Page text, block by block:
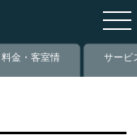
料金・客室情
報
サービ
備